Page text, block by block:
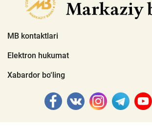
MB kontaktlari
Elektron hukumat
Xabardor bo‘ling